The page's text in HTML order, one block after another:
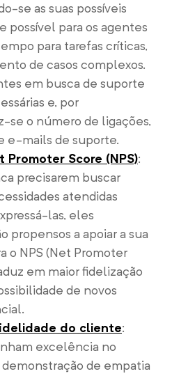
se as suas possíveis
possível para os agentes
para tarefas críticas,
de casos complexos.
em busca de suporte
e, por
se o número de ligações,
e-mails de suporte.
Score (NPS):
precisarem buscar
atendidas
las, eles
propensos a apoiar a sua
o NPS (Net Promoter
em maior fidelização
de novos
do cliente:
excelência no
de empatia